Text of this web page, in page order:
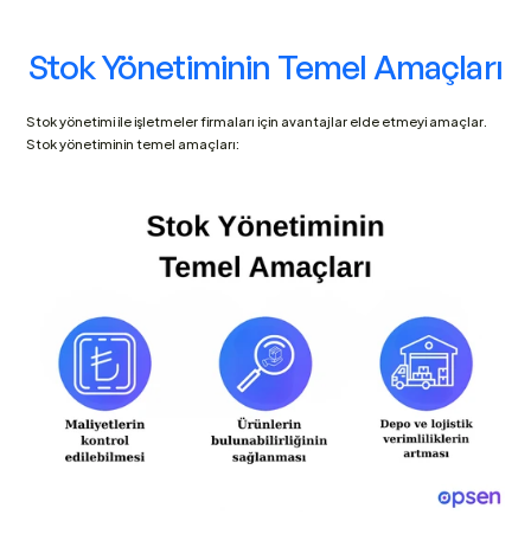
Stok Yönetiminin Temel Amaçları
Stok yönetimi ile işletmeler firmaları için avantajlar elde etmeyi amaçlar.
Stok yönetiminin temel amaçları: